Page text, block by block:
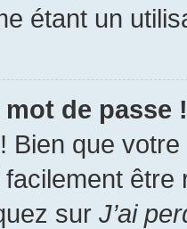
étant un
mot de passe !
Bien que
sur J’ai